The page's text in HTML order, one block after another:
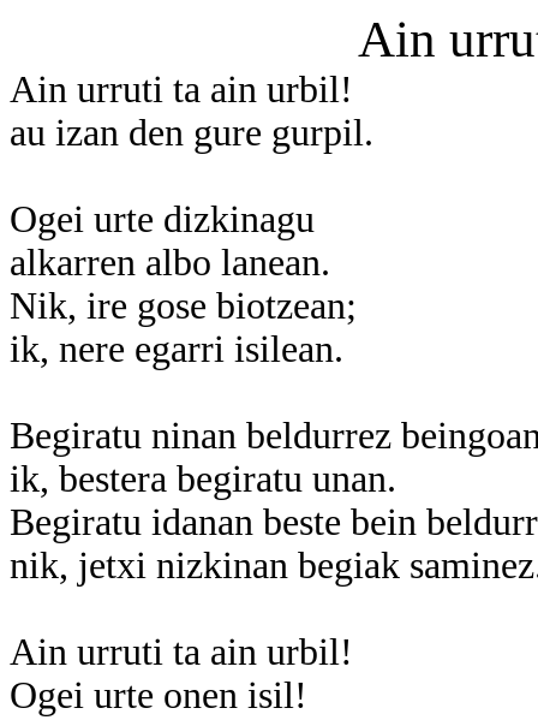
Ain
Ain urruti ta ain urbil!
au izan den gure gurpil.
Ogei urte dizkinagu
alkarren albo lanean.
Nik, ire gose biotzean;
ik, nere egarri isilean.
Begiratu ninan beldurrez
ik, bestera begiratu unan.
Begiratu idanan beste bein
nik, jetxi nizkinan begiak
Ain urruti ta ain urbil!
Ogei urte onen isil!